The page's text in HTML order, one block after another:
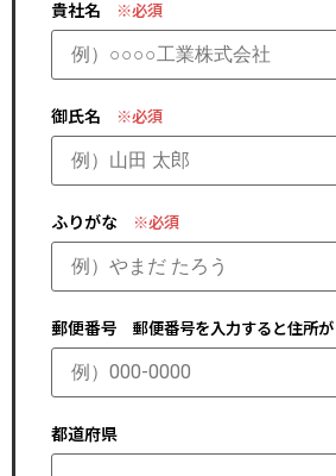
貴社名 ※必須
御氏名 ※必須
ふりがな ※必須
郵便番号 郵便番号を入力すると住所
都道府県